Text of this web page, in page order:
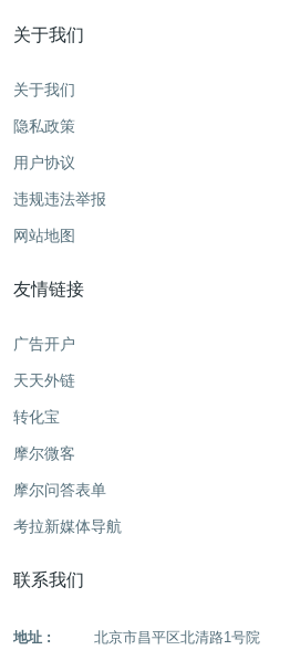
关于我们
关于我们
隐私政策
用户协议
违规违法举报
网站地图
友情链接
广告开户
天天外链
转化宝
摩尔微客
摩尔问答表单
考拉新媒体导航
联系我们
地址 : 北京市昌平区北清路1号院